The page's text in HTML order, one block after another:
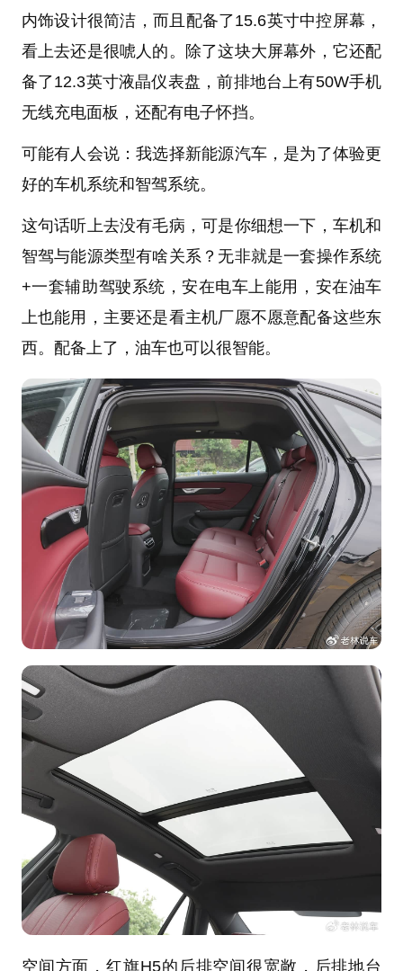
内饰设计很简洁，而且配备了15.6英寸中控屏幕，
看上去还是很唬人的。除了这块大屏幕外，它还配
备了12.3英寸液晶仪表盘，前排地台上有50W手机
无线充电面板，还配有电子怀挡。
可能有人会说：我选择新能源汽车，是为了体验更
好的车机系统和智驾系统。
这句话听上去没有毛病，可是你细想一下，车机和
智驾与能源类型有啥关系？无非就是一套操作系统
+一套辅助驾驶系统，安在电车上能用，安在油车
上也能用，主要还是看主机厂愿不愿意配备这些东
西。配备上了，油车也可以很智能。
空间方面，红旗H5的后排空间很宽敞，后排地台